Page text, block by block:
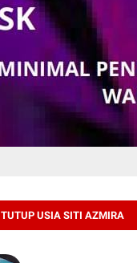
TUTUP USIA SITI AZMIRA